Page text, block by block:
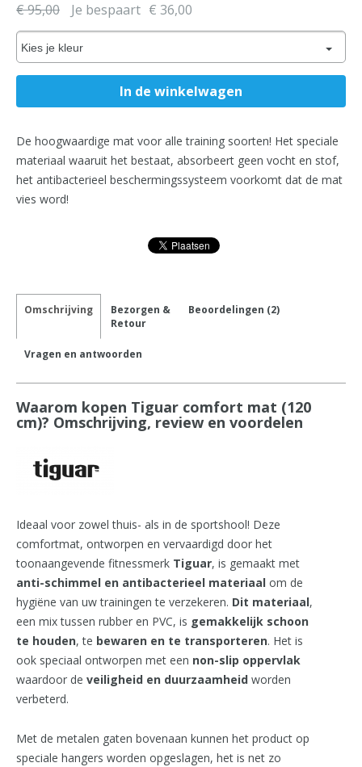
€ 95,00 Je bespaart € 36,00
Kies je kleur
De hoogwaardige mat voor alle training soorten! Het speciale
materiaal waaruit het bestaat, absorbeert geen vocht en stof,
het antibacterieel beschermingssysteem voorkomt dat de mat
vies word!
Omschrijving
Bezorgen &
Retour
Beoordelingen (2)
Vragen en antwoorden
Waarom kopen Tiguar comfort mat (120
cm)? Omschrijving, review en voordelen
Ideaal voor zowel thuis- als in de sportshool! Deze
comfortmat, ontworpen en vervaardigd door het
toonaangevende fitnessmerk Tiguar, is gemaakt met
anti-schimmel en antibacterieel materiaal om de
hygiëne van uw trainingen te verzekeren. Dit materiaal,
een mix tussen rubber en PVC, is gemakkelijk schoon
te houden, te bewaren en te transporteren. Het is
ook speciaal ontworpen met een ​​non-slip oppervlak
waardoor de veiligheid en duurzaamheid worden
verbeterd.
Met de metalen gaten bovenaan kunnen het product op
speciale hangers worden opgeslagen, het is net zo